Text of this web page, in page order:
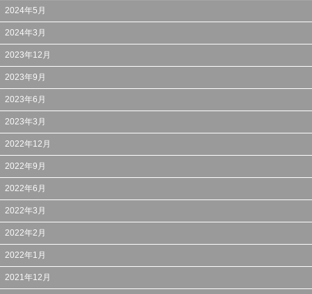
2024年5月
2024年3月
2023年12月
2023年9月
2023年6月
2023年3月
2022年12月
2022年9月
2022年6月
2022年3月
2022年2月
2022年1月
2021年12月